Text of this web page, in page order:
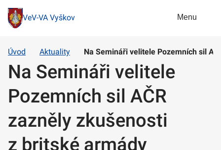
VeV-VA Vyškov Menu
Úvod Aktuality Na Semináři velitele Pozemních sil
Na Semináři velitele
Pozemních sil AČR
zazněly zkušenosti
z britské armády